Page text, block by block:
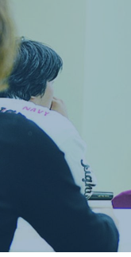
学びの特色
教員紹介
キャンパス案内
環境
ーズ紹介
外国
未来塾 講演会
科学実験キャラバン
学プログラム
インターンシップ
就職実績
資格取得
⽇本学⽣⽀援機
⽇本学⽣⽀援機
SSLプロジェクト
学⽣保険
シラバス